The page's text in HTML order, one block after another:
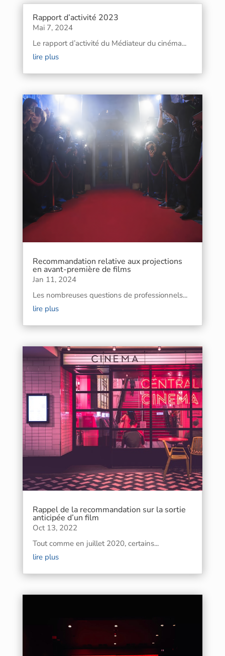
Rapport d’activité 2023
Mai 7, 2024
Le rapport d’activité du Médiateur du cinéma...
lire plus
Recommandation relative aux projections
en avant-première de films
Jan 11, 2024
Les nombreuses questions de professionnels...
lire plus
Rappel de la recommandation sur la sortie
anticipée d’un film
Oct 13, 2022
Tout comme en juillet 2020, certains...
lire plus